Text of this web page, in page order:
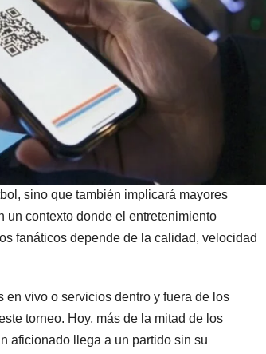
sino que también implicará mayores
contexto donde el entretenimiento
fanáticos depende de la calidad, velocidad
en vivo o servicios dentro y fuera de los
torneo. Hoy, más de la mitad de los
aficionado llega a un partido sin su